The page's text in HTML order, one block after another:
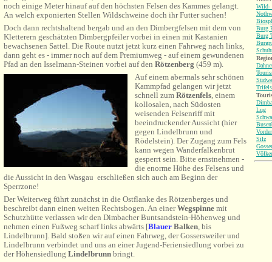
noch einige Meter hinauf auf den höchsten Felsen des Kammes gelangt.
An welch exponierten Stellen Wildschweine doch ihr Futter suchen!
Doch dann rechtshaltend bergab und an den Dimbergfelsen mit dem von
Kletterern geschätzten Dimbergpfeiler vorbei in einen mit Kastanien
bewachsenen Sattel. Die Route nutzt jetzt kurz einen Fahrweg nach links,
dann geht es - immer noch auf dem Premiumweg - auf einem gewundenen
Pfad an den Isselmann-Steinen vorbei auf den Rötzenberg (459 m).
Auf einem abermals sehr schönen
Kammpfad gelangen wir jetzt
schnell zum Rötzenfels, einem
kollosalen, nach Südosten
weisenden Felsenriff mit
beeindruckender Aussicht (hier
gegen Lindelbrunn und
Rödelstein). Der Zugang zum Fels
kann wegen Wanderfalkenbrut
gesperrt sein. Bitte ernstnehmen -
die enorme Höhe des Felsens und
die Aussicht in den Wasgau erschließen sich auch am Beginn der
Sperrzone!
Der Weiterweg führt zunächst in die Ostflanke des Rötzenberges und
beschreibt dann einen weiten Rechtsbogen. An einerWegspinne mit
Schutzhütte verlassen wir den Dimbacher Buntsandstein-Höhenweg und
nehmen einen Fußweg scharf links abwärts [Blauer Balken, bis
Lindelbrunn]. Bald stoßen wir auf einen Fahrweg, der Gossersweiler und
Lindelbrunn verbindet und uns an einer Jugend-Feriensiedlung vorbei zu
der Höhensiedlung Lindelbrunn bringt.
Wild-
Burg
Burg
Lug
Silz